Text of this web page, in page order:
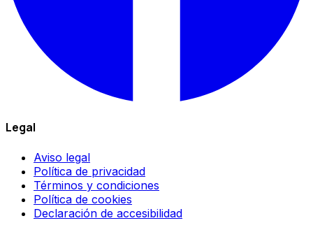
Legal
Aviso legal
Política de privacidad
Términos y condiciones
Política de cookies
Declaración de accesibilidad